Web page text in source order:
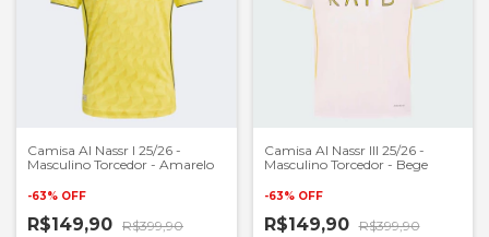
Camisa Al Nassr I 25/26 -
Masculino Torcedor - Amarelo
-63% OFF
R$149,90 R$399,90
Camisa Al Nassr III 25/26 -
Masculino Torcedor - Bege
-63% OFF
R$149,90 R$399,90